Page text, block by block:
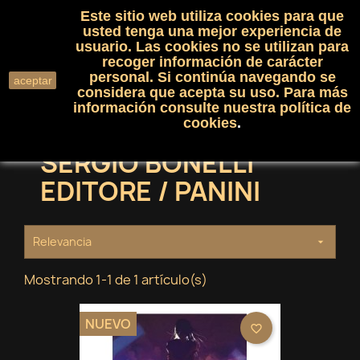
shopping_cart(0)

search
SERGIO BONELLI
EDITORE / PANINI
Relevancia 
Mostrando 1-1 de 1 artículo(s)
NUEVO favorite_border
aceptar
Este sitio web utiliza cookies para que
usted tenga una mejor experiencia de
usuario. Las cookies no se utilizan para
recoger información de carácter
personal. Si continúa navegando se
considera que acepta su uso. Para más
información consulte nuestra política de
cookies.